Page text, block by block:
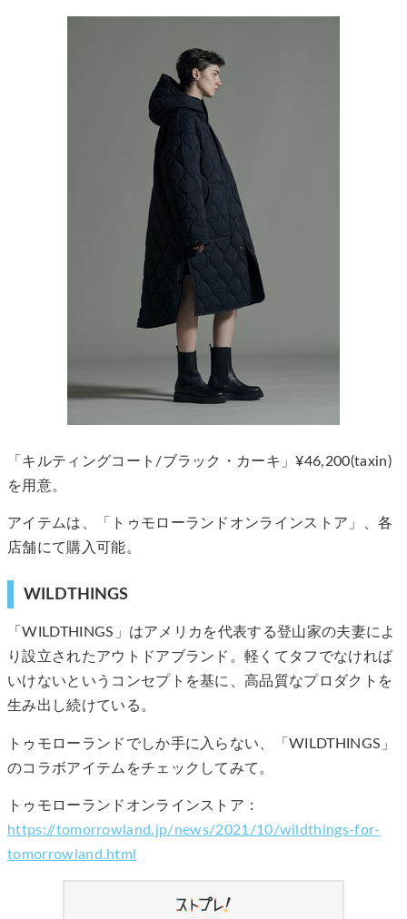
「キルティングコート/ブラック・カーキ」¥46,200(taxin)
を用意。
アイテムは、「トゥモローランドオンラインストア」、各
店舗にて購入可能。
WILDTHINGS
「WILDTHINGS」はアメリカを代表する登山家の夫妻によ
り設立されたアウトドアブランド。軽くてタフでなければ
いけないというコンセプトを基に、高品質なプロダクトを
生み出し続けている。
トゥモローランドでしか手に入らない、「WILDTHINGS」
のコラボアイテムをチェックしてみて。
トゥモローランドオンラインストア：
https://tomorrowland.jp/news/2021/10/wildthings-for-
tomorrowland.html